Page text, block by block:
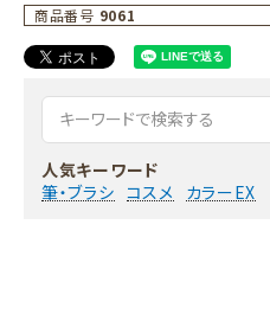
商品番号 9061
人気キーワード
筆・ブラシ コスメ カラーEX